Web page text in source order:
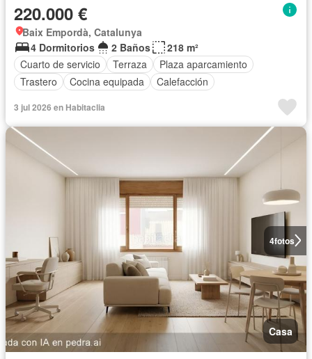
220.000 €
Baix Empordà, Catalunya
4 Dormitorios
2 Baños
218 m²
Cuarto de servicio
Terraza
Plaza aparcamiento
Trastero
Cocina equipada Calefacción
3 jul 2026 en Habitaclia
4fotos
Casa